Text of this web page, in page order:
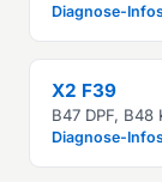
Diagnose-
X2 F39
B47 DPF,
Diagnose-